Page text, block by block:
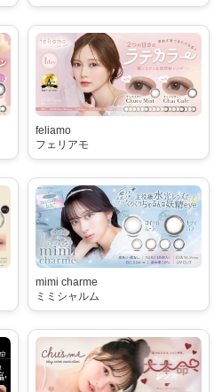
feliamo
フェリアモ
mimi charme
ミミシャルム